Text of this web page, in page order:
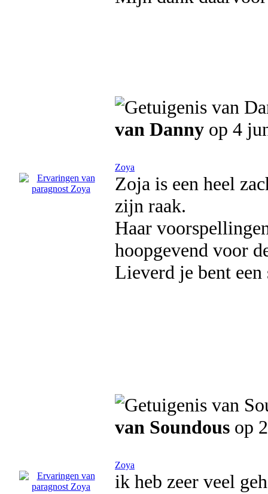
van Danny op 4
Zoya
Zoja is een heel
zijn raak.
Haar
hoopgevend voor
Lieverd je bent een
van Soundous op
Zoya
ik heb zeer veel